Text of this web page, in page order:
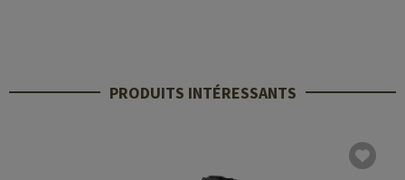
PRODUITS INTÉRESSANTS